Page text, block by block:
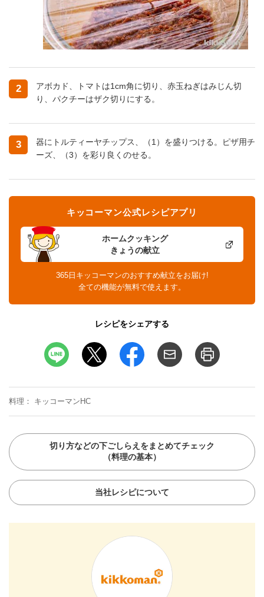
2
アボカド、トマトは1cm角に切り、赤玉ねぎはみじん切
り、パクチーはザク切りにする。
3
器にトルティーヤチップス、（1）を盛りつける。ピザ用チ
ーズ、（3）を彩り良くのせる。
ホームクッキング
きょうの献立
キッコーマン公式レシピアプリ
365日キッコーマンのおすすめ献立をお届け!
全ての機能が無料で使えます。
レシピをシェアする
料理 キッコーマンHC
切り方などの下ごしらえをまとめてチェック
（料理の基本）
当社レシピについて